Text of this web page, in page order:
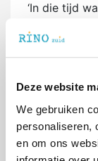
Deze website
We gebruiken
personaliseren,
en om ons
‘In die tijd
opleidingen.
meer vraag
hoeveel tijd
Later gingen
DBC
basis vormt